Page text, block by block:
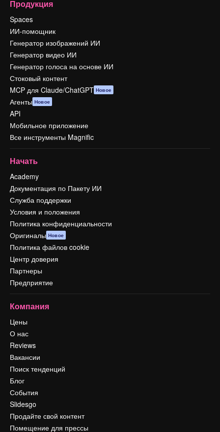
Продукция
Spaces
ИИ-помощник
Генератор изображений ИИ
Генератор видео ИИ
Генератор голоса на основе ИИ
Стоковый контент
MCP для Claude/ChatGPT Новое
Агенты Новое
API
Мобильное приложение
Все инструменты Magnific
Начать
Academy
Документация по Пакету ИИ
Служба поддержки
Условия и положения
Политика конфиденциальности
Оригиналы Новое
Политика файлов cookie
Центр доверия
Партнеры
Предприятие
Компания
Цены
О нас
Reviews
Вакансии
Поиск тенденций
Блог
События
Slidesgo
Продайте свой контент
Помещение для прессы